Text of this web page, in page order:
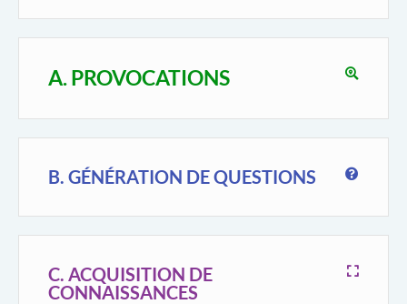
A. PROVOCATIONS
B. GÉNÉRATION DE QUESTIONS
C. ACQUISITION DE
CONNAISSANCES